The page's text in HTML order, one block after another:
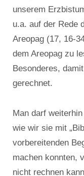
unserem
u.a. auf der Rede
Areopag (17, 16-
dem Areopag zu
Besonderes,
gerechnet.
Man darf
wie wir sie mit
vorbereitenden
machen konnten,
nicht rechnen